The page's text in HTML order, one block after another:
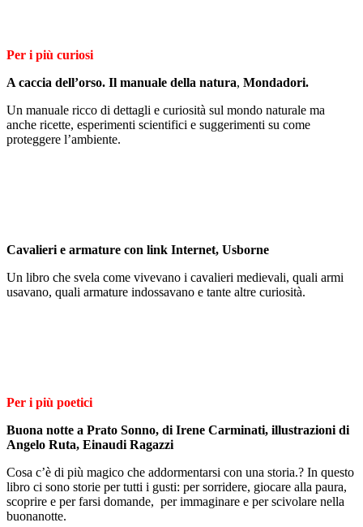
Per i più curiosi
A caccia dell’orso. Il manuale della natura, Mondadori.
Un manuale ricco di dettagli e curiosità sul mondo naturale ma
anche ricette, esperimenti scientifici e suggerimenti su come
proteggere l’ambiente.
Cavalieri e armature con link Internet, Usborne
Un libro che svela come vivevano i cavalieri medievali, quali armi
usavano, quali armature indossavano e tante altre curiosità.
Per i più poetici
Buona notte a Prato Sonno, di Irene Carminati, illustrazioni di
Angelo Ruta, Einaudi Ragazzi
Cosa c’è di più magico che addormentarsi con una storia.? In questo
libro ci sono storie per tutti i gusti: per sorridere, giocare alla paura,
scoprire e per farsi domande, per immaginare e per scivolare nella
buonanotte.